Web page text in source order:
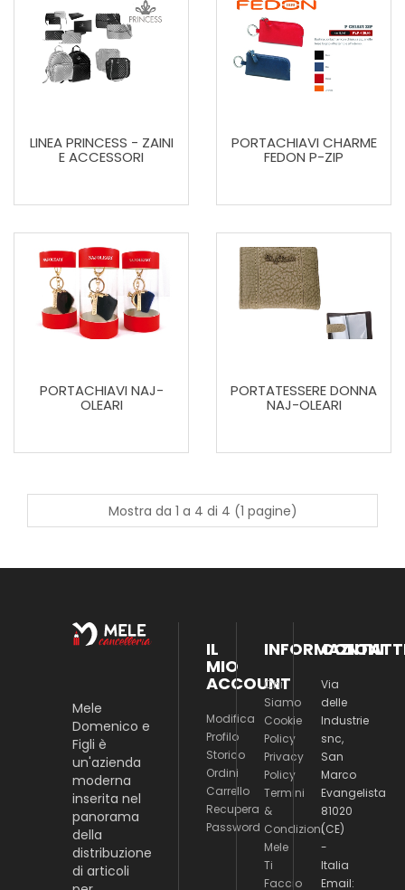
LINEA PRINCESS - ZAINI
E ACCESSORI
PORTACHIAVI CHARME
FEDON P-ZIP
PORTACHIAVI NAJ-
OLEARI
PORTATESSERE DONNA
NAJ-OLEARI
Mostra da 1 a 4 di 4 (1 pagine)
Mele
Domenico e
Figli è
un'azienda
moderna
inserita nel
panorama
della
distribuzione
di articoli
IL
MIO
ACCOUNT
Modifica
Profilo
Storico
Ordini
Carrello
Recupera
Password
INFORMAZIONI
Chi
Siamo
Cookie
Policy
Privacy
Policy
Termini
&
Condizioni
Mele
Ti
Faccio
Via
delle
Industrie
snc,
San
Marco
Evangelista
81020
(CE)
-
Italia
Email: